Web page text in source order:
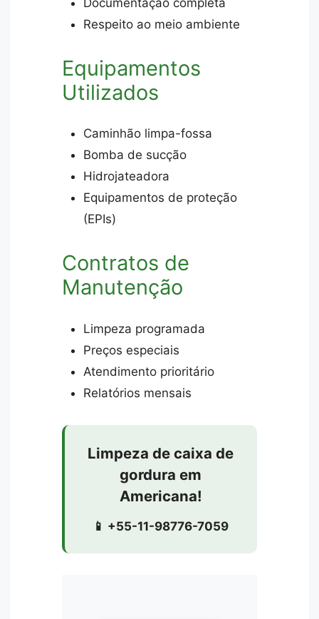
Respeito ao meio ambiente
Equipamentos
Utilizados
Caminhão limpa-fossa
Bomba de sucção
Hidrojateadora
Equipamentos de proteção
(EPIs)
Contratos de
Manutenção
Limpeza programada
Preços especiais
Atendimento prioritário
Relatórios mensais
Limpeza de caixa de
gordura em
Americana!
📱 +55-11-98776-7059